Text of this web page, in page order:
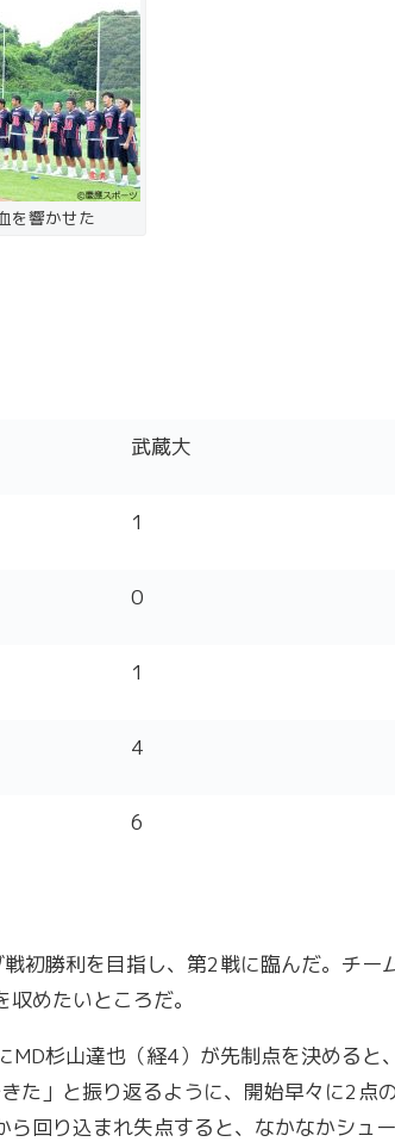
を響かせた
武蔵大
1
0
1
4
6
初勝利を目指し、第2戦に臨んだ。チー
めたいところだ。
杉山達也（経4）が先制点を決めると
た」と振り返るように、開始早々に2点
回り込まれ失点すると、なかなかシュ